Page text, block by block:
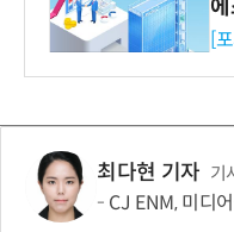
[
최다현 기자 기
CJ ENM, 미디어플